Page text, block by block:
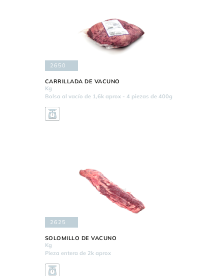
2650
CARRILLADA DE VACUNO
Kg
Bolsa al vacío de 1,6k aprox - 4 piezas de 400g
2625
SOLOMILLO DE VACUNO
Kg
Pieza entera de 2k aprox